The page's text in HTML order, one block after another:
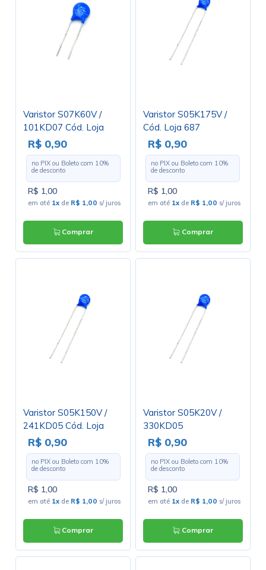
Varistor S07K60V /
101KD07 Cód. Loja
3038
R$ 0,90
no PIX ou Boleto com 10%
de desconto
R$ 1,00
em até 1x de R$ 1,00 s/ juros
Comprar
Varistor S05K175V /
Cód. Loja 687
R$ 0,90
no PIX ou Boleto com 10%
de desconto
R$ 1,00
em até 1x de R$ 1,00 s/ juros
Comprar
Varistor S05K150V /
241KD05 Cód. Loja
2826
R$ 0,90
no PIX ou Boleto com 10%
de desconto
R$ 1,00
em até 1x de R$ 1,00 s/ juros
Comprar
Varistor S05K20V /
330KD05
R$ 0,90
no PIX ou Boleto com 10%
de desconto
R$ 1,00
em até 1x de R$ 1,00 s/ juros
Comprar